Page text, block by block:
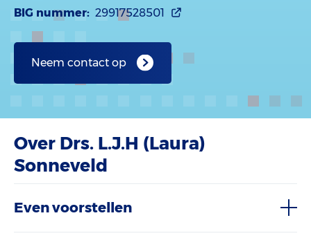
BIG nummer: 29917528501
Neem contact op
Over Drs. L.J.H (Laura)
Sonneveld
Even voorstellen